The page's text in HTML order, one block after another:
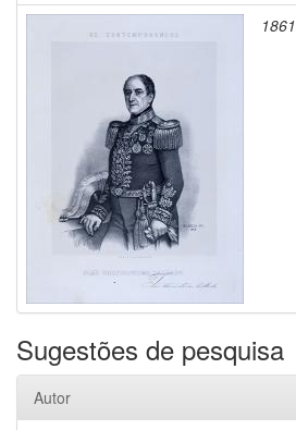
1861
Sugestões de pesquisa
Autor